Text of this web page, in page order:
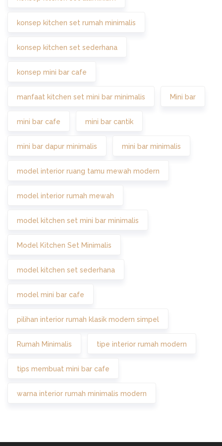
konsep kitchen set rumah minimalis
konsep kitchen set sederhana
konsep mini bar cafe
manfaat kitchen set mini bar minimalis Mini bar
mini bar cafe mini bar cantik
mini bar dapur minimalis mini bar minimalis
model interior ruang tamu mewah modern
model interior rumah mewah
model kitchen set mini bar minimalis
Model Kitchen Set Minimalis
model kitchen set sederhana
model mini bar cafe
pilihan interior rumah klasik modern simpel
Rumah Minimalis tipe interior rumah modern
tips membuat mini bar cafe
warna interior rumah minimalis modern